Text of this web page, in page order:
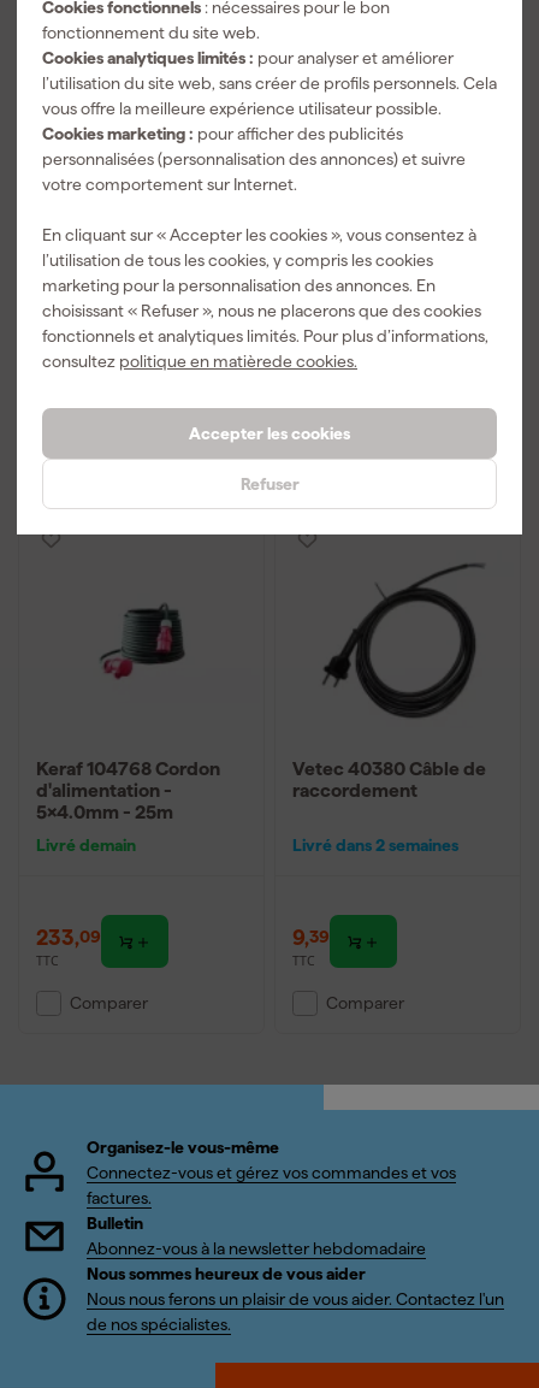
Cookies fonctionnels : nécessaires pour le bon
fonctionnement du site web.
Cookies analytiques limités : pour analyser et améliorer
l’utilisation du site web, sans créer de profils personnels. Cela
vous offre la meilleure expérience utilisateur possible.
Cookies marketing : pour afficher des publicités
personnalisées (personnalisation des annonces) et suivre
votre comportement sur Internet.
En cliquant sur « Accepter les cookies », vous consentez à
l’utilisation de tous les cookies, y compris les cookies
marketing pour la personnalisation des annonces. En
choisissant « Refuser », nous ne placerons que des cookies
fonctionnels et analytiques limités. Pour plus d’informations,
consultez politique en matièrede cookies.
Accepter les cookies
Refuser
Vetec VEE03215 Câble
de raccordement
Livré demain
-5%
7,49
Vetec 40392 Câble de
raccordement
Livré demain
Comparer
Keraf 104768 Cordon
d'alimentation -
5x4.0mm - 25m
Livré demain
233,09
TTC
Comparer
Vetec 40380 Câble de
raccordement
Livré dans 2 semaines
9,39
TTC
Comparer
Organisez-le vous-même
Connectez-vous et gérez vos commandes et vos
factures.
Bulletin
Abonnez-vous à la newsletter hebdomadaire
Nous sommes heureux de vous aider
Nous nous ferons un plaisir de vous aider. Contactez l'un
de nos spécialistes.